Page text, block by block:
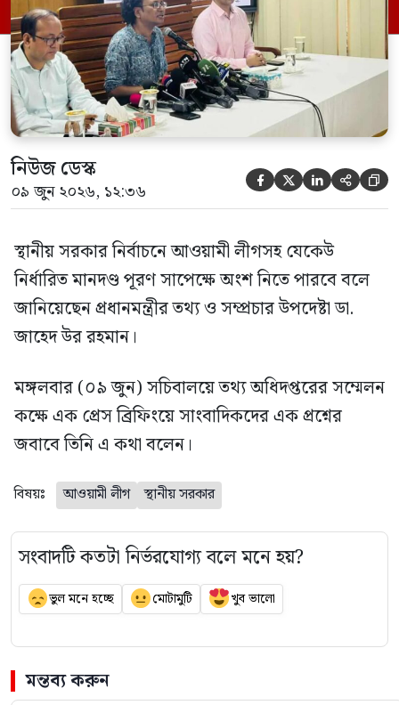
নিউজ ডেস্ক
০৯ জুন ২০২৬, ১২:৩৬     
স্থানীয় সরকার নির্বাচনে আওয়ামী লীগসহ যেকেউ
নির্ধারিত মানদণ্ড পূরণ সাপেক্ষে অংশ নিতে পারবে বলে
জানিয়েছেন প্রধানমন্ত্রীর তথ্য ও সম্প্রচার উপদেষ্টা ডা.
জাহেদ উর রহমান।
মঙ্গলবার (০৯ জুন) সচিবালয়ে তথ্য অধিদপ্তরের সম্মেলন
কক্ষে এক প্রেস ব্রিফিংয়ে সাংবাদিকদের এক প্রশ্নের
জবাবে তিনি এ কথা বলেন।
বিষয়ঃ আওয়ামী লীগ স্থানীয় সরকার
সংবাদটি কতটা নির্ভরযোগ্য বলে মনে হয়?
ভুল মনে হচ্ছে মোটামুটি খুব ভালো
মন্তব্য করুন